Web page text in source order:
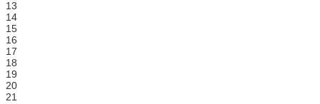
13
14
15
16
17
18
19
20
21